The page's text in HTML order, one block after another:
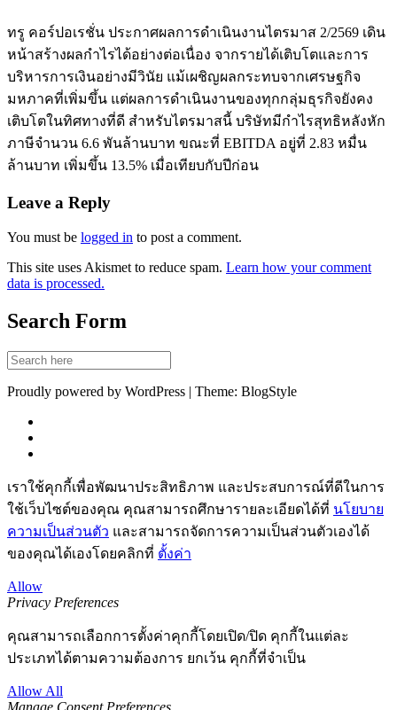
ทรู คอร์ปอเรชั่น ประกาศผลการดำเนินงานไตรมาส 2/2569 เดิน
หน้าสร้างผลกำไรได้อย่างต่อเนื่อง จากรายได้เติบโตและการ
บริหารการเงินอย่างมีวินัย แม้เผชิญผลกระทบจากเศรษฐกิจ
มหภาคที่เพิ่มขึ้น แต่ผลการดำเนินงานของทุกกลุ่มธุรกิจยังคง
เติบโตในทิศทางที่ดี สำหรับไตรมาสนี้ บริษัทมีกำไรสุทธิหลังหัก
ภาษีจำนวน 6.6 พันล้านบาท ขณะที่ EBITDA อยู่ที่ 2.83 หมื่น
ล้านบาท เพิ่มขึ้น 13.5% เมื่อเทียบกับปีก่อน
Leave a Reply
You must be logged in to post a comment.
This site uses Akismet to reduce spam. Learn how your comment
data is processed.
Search Form
Proudly powered by WordPress | Theme: BlogStyle
เราใช้คุกกี้เพื่อพัฒนาประสิทธิภาพ และประสบการณ์ที่ดีในการ
ใช้เว็บไซต์ของคุณ คุณสามารถศึกษารายละเอียดได้ที่ นโยบาย
ความเป็นส่วนตัว และสามารถจัดการความเป็นส่วนตัวเองได้
ของคุณได้เองโดยคลิกที่ ตั้งค่า
Allow
Privacy Preferences
คุณสามารถเลือกการตั้งค่าคุกกี้โดยเปิด/ปิด คุกกี้ในแต่ละ
ประเภทได้ตามความต้องการ ยกเว้น คุกกี้ที่จำเป็น
Allow All
Manage Consent Preferences